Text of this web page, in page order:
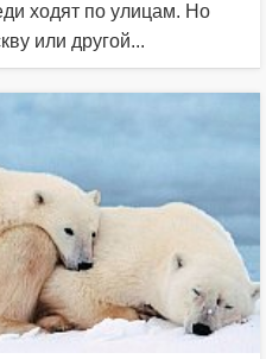
ходят по улицам. Но
или другой...